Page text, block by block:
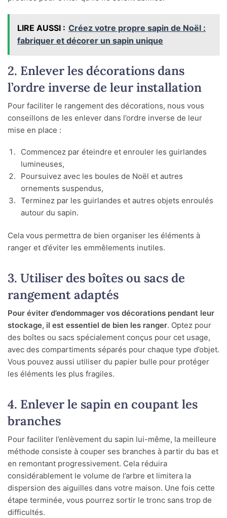
LIRE AUSSI : Créez votre propre sapin de Noël :
fabriquer et décorer un sapin unique
2. Enlever les décorations dans
l’ordre inverse de leur installation
Pour faciliter le rangement des décorations, nous vous
conseillons de les enlever dans l’ordre inverse de leur
mise en place :
Commencez par éteindre et enrouler les guirlandes
lumineuses,
Poursuivez avec les boules de Noël et autres
ornements suspendus,
Terminez par les guirlandes et autres objets enroulés
autour du sapin.
Cela vous permettra de bien organiser les éléments à
ranger et d’éviter les emmêlements inutiles.
3. Utiliser des boîtes ou sacs de
rangement adaptés
Pour éviter d’endommager vos décorations pendant leur
stockage, il est essentiel de bien les ranger. Optez pour
des boîtes ou sacs spécialement conçus pour cet usage,
avec des compartiments séparés pour chaque type d’objet.
Vous pouvez aussi utiliser du papier bulle pour protéger
les éléments les plus fragiles.
4. Enlever le sapin en coupant les
branches
Pour faciliter l’enlèvement du sapin lui-même, la meilleure
méthode consiste à couper ses branches à partir du bas et
en remontant progressivement. Cela réduira
considérablement le volume de l’arbre et limitera la
dispersion des aiguilles dans votre maison. Une fois cette
étape terminée, vous pourrez sortir le tronc sans trop de
difficultés.